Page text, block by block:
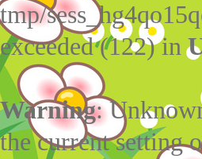
tmp/
exceeded (122) in
Warning:
the current setting